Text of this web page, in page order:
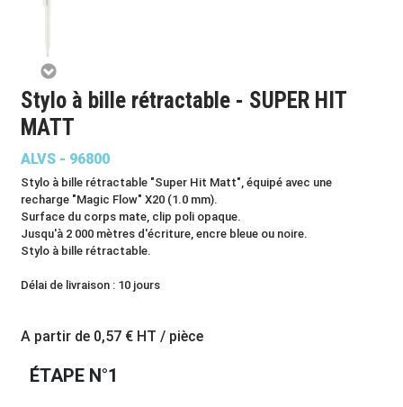
Stylo à bille rétractable - SUPER HIT
MATT
ALVS - 96800
Stylo à bille rétractable "Super Hit Matt", équipé avec une
recharge "Magic Flow" X20 (1.0 mm).
Surface du corps mate, clip poli opaque.
Jusqu'à 2 000 mètres d'écriture, encre bleue ou noire.
Stylo à bille rétractable.
Délai de livraison : 10 jours
A partir de 0,57 € HT / pièce
ÉTAPE N°1